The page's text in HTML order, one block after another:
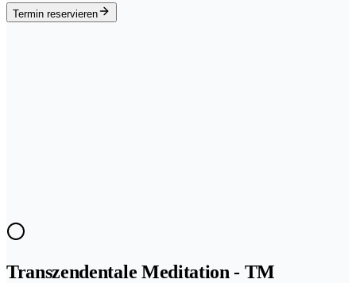
Termin reservieren
Transzendentale Meditation - TM